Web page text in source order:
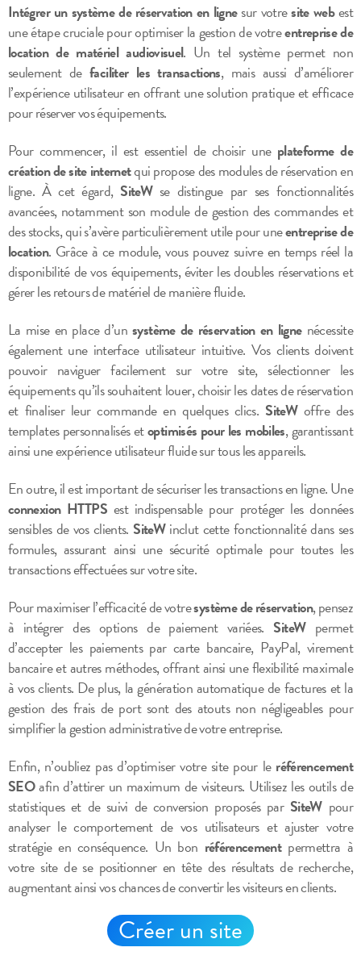
Intégrer un système de réservation en lignesur votresite webest
une étape cruciale pour optimiser la gestion de votreentreprise de
location de matériel audiovisuel. Un tel système permet non
seulement defaciliter les transactions, mais aussi d’améliorer
l’expérience utilisateur en offrant une solution pratique et efficace
pour réserver vos équipements.
Pour commencer, il est essentiel de choisir une plateforme de
création de site internetqui propose des modules de réservation en
ligne. À cet égard, SiteWse distingue par ses fonctionnalités
avancées, notamment son module de gestion des commandes et
des stocks, qui s’avère particulièrement utile pour uneentreprise de
location. Grâce à ce module, vous pouvez suivre en temps réel la
disponibilité de vos équipements, éviter les doubles réservations et
gérer les retours de matériel de manière fluide.
La mise en place d’unsystème de réservation en lignenécessite
également une interface utilisateur intuitive. Vos clients doivent
pouvoir naviguer facilement sur votre site, sélectionner les
équipements qu’ils souhaitent louer, choisir les dates de réservation
et finaliser leur commande en quelques clics. SiteWoffre des
templates personnalisés etoptimisés pour les mobiles, garantissant
ainsi une expérience utilisateur fluide sur tous les appareils.
En outre, il est important de sécuriser les transactions en ligne. Une
connexion HTTPSest indispensable pour protéger les données
sensibles de vos clients. SiteWinclut cette fonctionnalité dans ses
formules, assurant ainsi une sécurité optimale pour toutes les
transactions effectuées sur votre site.
Pour maximiser l’efficacité de votresystème de réservation, pensez
à intégrer des options de paiement variées. SiteWpermet
d’accepter les paiements par carte bancaire, PayPal, virement
bancaire et autres méthodes, offrant ainsi une flexibilité maximale
à vos clients. De plus, la génération automatique de factures et la
gestion des frais de port sont des atouts non négligeables pour
simplifier la gestion administrative de votre entreprise.
Enfin, n’oubliez pas d’optimiser votre site pour le référencement
SEOafin d’attirer un maximum de visiteurs. Utilisez les outils de
statistiques et de suivi de conversion proposés par SiteWpour
analyser le comportement de vos utilisateurs et ajuster votre
stratégie en conséquence. Un bon référencementpermettra à
votre site de se positionner en tête des résultats de recherche,
augmentant ainsi vos chances de convertir les visiteurs en clients.
Créer un site